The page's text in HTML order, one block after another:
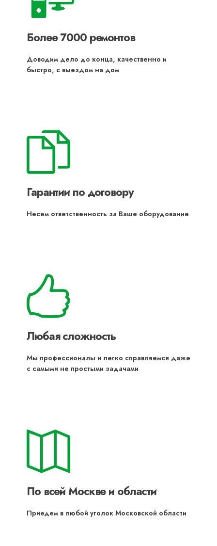
Более 7000 ремонтов
Доводим дело до конца, качественно и
быстро, с выездом на дом
Гарантии по договору
Несем ответственность за Ваше оборудование
Любая сложность
Мы профессионалы и легко справляемся даже
с самыми не простыми задачами
По всей Москве и области
Приедем в любой уголок Московской области